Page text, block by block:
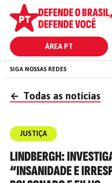
ÁREA PT
SIGA NOSSAS REDES
← Todas as notícias
JUSTIÇA
LINDBERGH:
“INSANIDADE E